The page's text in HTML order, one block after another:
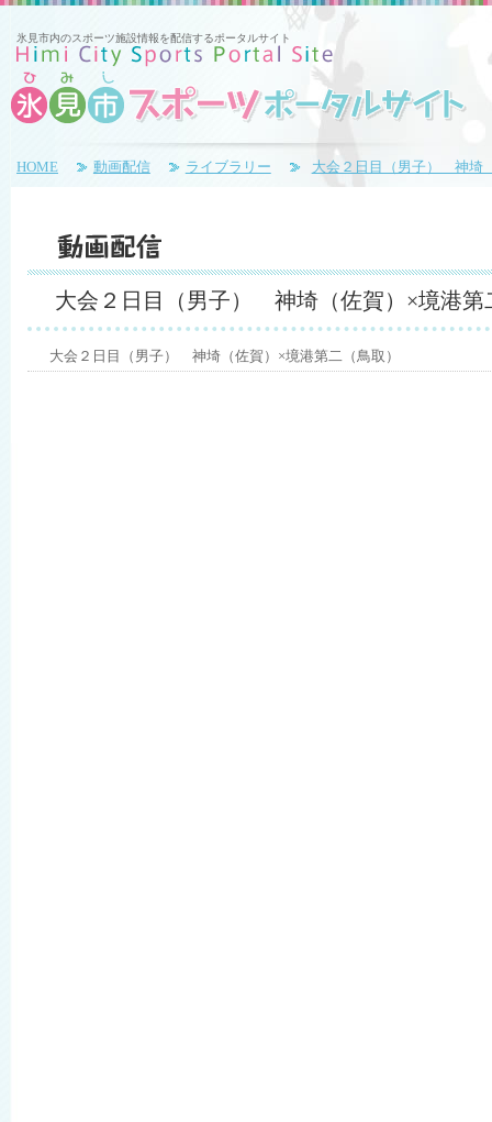
氷見市内のスポーツ施設情報を配信するポータルサイト
HOME 動画配信 ライブラリー 大会２日目（男子） 神埼
大会２日目（男子） 神埼（佐賀）×境港第
大会２日目（男子） 神埼（佐賀）×境港第二（鳥取）